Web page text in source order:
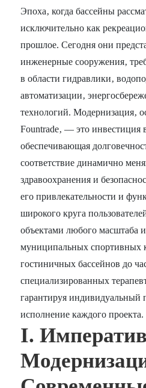
Эпоха‚ когда бассейны
исключительно как
прошлое. Сегодня они
инженерные сооружения‚
в области гидравлики‚
автоматизации‚
технологий. Модернизация‚
Fountrade‚ — это инвестиция
обеспечивающая
соответствие динамично
здравоохранения и
его привлекательности и
широкого круга
объектами любого масштаба
муниципальных спортивных
гостиничных бассейнов до
специализированных
гарантируя индивидуальный
исполнение каждого проекта.
I. Императив